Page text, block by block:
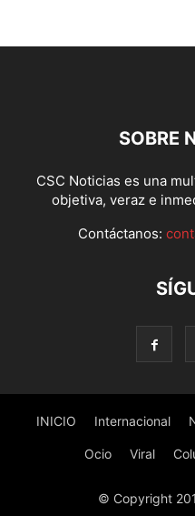
SOBRE
CSC Noticias es una
objetiva, veraz e
Contáctanos:
INICIO Internacional
Ocio Viral
© Copyright